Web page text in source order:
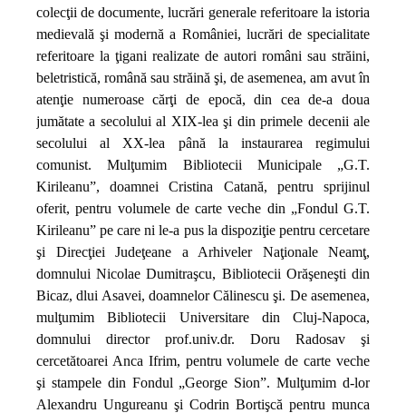
colecţii de documente, lucrări generale referitoare la istoria
medievală şi modernă a României, lucrări de specialitate
referitoare la ţigani realizate de autori români sau străini,
beletristică, română sau străină şi, de asemenea, am avut în
atenţie numeroase cărţi de epocă, din cea de‑a doua
jumătate a secolului al XIX‑lea şi din primele decenii ale
secolului al XX‑lea până la instaurarea regimului
comunist. Mulţumim Bibliotecii Municipale „G.T.
Kirileanu”, doamnei Cristina Catană, pentru sprijinul
oferit, pentru volumele de carte veche din „Fondul G.T.
Kirileanu” pe care ni le‑a pus la dispoziţie pentru cercetare
şi Direcţiei Judeţeane a Arhiveler Naţionale Neamţ,
domnului Nicolae Dumitraşcu, Bibliotecii Orăşeneşti din
Bicaz, dlui Asavei, doamnelor Călinescu şi. De asemenea,
mulţumim Bibliotecii Universitare din Cluj‑Napoca,
domnului director prof.univ.dr. Doru Radosav şi
cercetătoarei Anca Ifrim, pentru volumele de carte veche
şi stampele din Fondul „George Sion”. Mulţumim d‑lor
Alexandru Ungureanu şi Codrin Bortişcă pentru munca